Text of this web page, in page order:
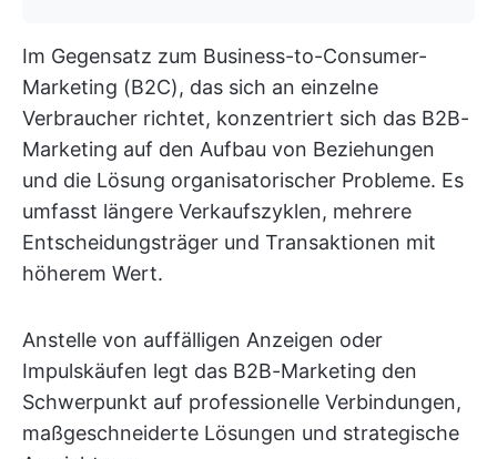
Im Gegensatz zum Business-to-Consumer-
Marketing (B2C), das sich an einzelne
Verbraucher richtet, konzentriert sich das B2B-
Marketing auf den Aufbau von Beziehungen
und die Lösung organisatorischer Probleme. Es
umfasst längere Verkaufszyklen, mehrere
Entscheidungsträger und Transaktionen mit
höherem Wert.
Anstelle von auffälligen Anzeigen oder
Impulskäufen legt das B2B-Marketing den
Schwerpunkt auf professionelle Verbindungen,
maßgeschneiderte Lösungen und strategische